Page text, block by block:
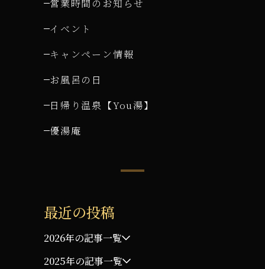
営業時間のお知らせ
イベント
キャンペーン情報
お風呂の日
日帰り温泉【You湯】
優湯庵
最近の投稿
2026年の記事一覧
2025年の記事一覧